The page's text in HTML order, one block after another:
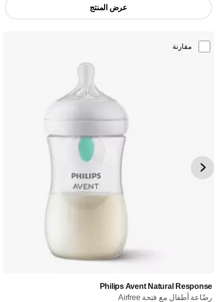
عرض المنتج
مقارنة
Philips Avent Natural Response
رضّاعة أطفال مع فتحة Airfree